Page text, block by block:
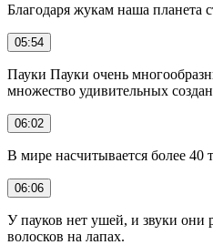
Благодаря жукам наша планета
05:54
Пауки Пауки очень
множество удивительных
06:02
В мире насчитывается более 40
06:06
У пауков нет ушей, и звуки
волосков на лапах.